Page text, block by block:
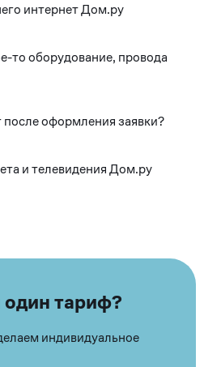
интернет Дом.ру
то оборудование, провода
оформления заявки?
и телевидения Дом.ру
тариф?
индивидуальное